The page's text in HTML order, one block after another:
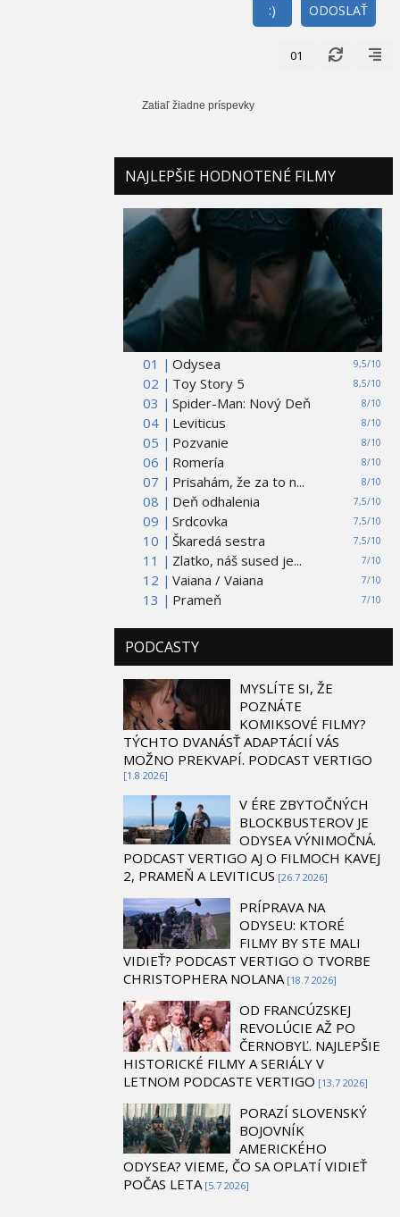
ODOSLAŤ
:)
01
Zatiaľ žiadne príspevky
NAJLEPŠIE HODNOTENÉ FILMY
01 | 9,5/10
Odysea
02 |
8,5/10
Toy Story 5
03 |
8/10
Spider-Man: Nový Deň
04 |
8/10
Leviticus
05 |
8/10
Pozvanie
06 |
8/10
Romería
07 |
8/10
Prisahám, že za to n...
08 |
7,5/10
Deň odhalenia
09 |
7,5/10
Srdcovka
10 |
7,5/10
Škaredá sestra
11 |
7/10
Zlatko, náš sused je...
12 |
7/10
Vaiana / Vaiana
13 |
7/10
Prameň
PODCASTY
MYSLÍTE SI, ŽE
POZNÁTE
KOMIKSOVÉ FILMY?
TÝCHTO DVANÁSŤ ADAPTÁCIÍ VÁS
MOŽNO PREKVAPÍ. PODCAST VERTIGO
[1.8 2026]
V ÉRE ZBYTOČNÝCH
BLOCKBUSTEROV JE
ODYSEA VÝNIMOČNÁ.
PODCAST VERTIGO AJ O FILMOCH KAVEJ
2, PRAMEŇ A LEVITICUS [26.7 2026]
PRÍPRAVA NA
ODYSEU: KTORÉ
FILMY BY STE MALI
VIDIEŤ? PODCAST VERTIGO O TVORBE
CHRISTOPHERA NOLANA [18.7 2026]
OD FRANCÚZSKEJ
REVOLÚCIE AŽ PO
ČERNOBYĽ. NAJLEPŠIE
HISTORICKÉ FILMY A SERIÁLY V
LETNOM PODCASTE VERTIGO [13.7 2026]
PORAZÍ SLOVENSKÝ
BOJOVNÍK
AMERICKÉHO
ODYSEA? VIEME, ČO SA OPLATÍ VIDIEŤ
POČAS LETA [5.7 2026]